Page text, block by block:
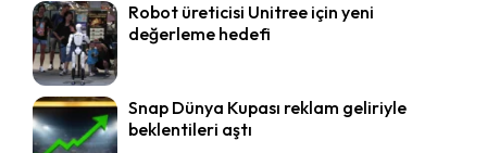
Robot üreticisi Unitree için yeni
değerleme hedefi
Snap Dünya Kupası reklam geliriyle
beklentileri aştı